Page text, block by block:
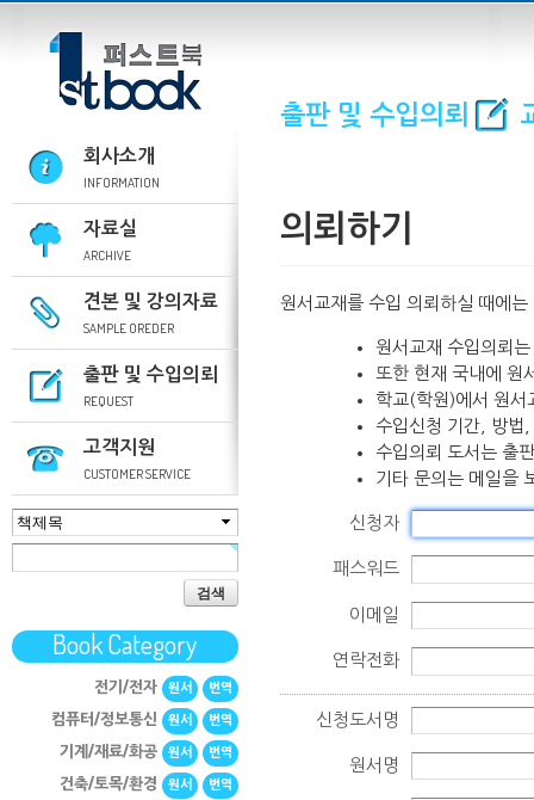
회사소개
INFORMATION
자료실
ARCHIVE
견본 및 강의자료
SAMPLE OREDER
출판 및 수입의뢰
REQUEST
고객지원
CUSTOMER SERVICE
검색
Book Category
전기/전자 원서 번역
컴퓨터/정보통신 원서 번역
기계/재료/화공 원서 번역
건축/토목/환경 원서 번역
출판 및 수입의뢰
의뢰하기
원서교재를 수입 의뢰하실 때에
원서교재 수입의뢰
또한 현재 국내에 원
학교(학원)에서 원서
수입신청 기간, 방법
수입의뢰 도서는 출
기타 문의는 메일을
신청자
패스워드
이메일
연락전화
신청도서명
원서명